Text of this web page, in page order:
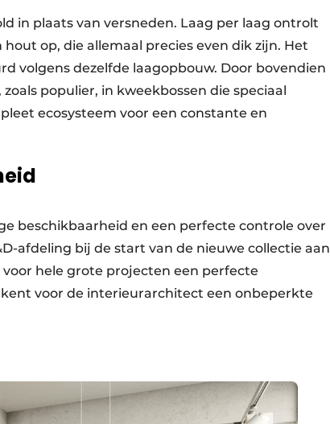
in plaats van versneden. Laag per laag ontrolt
op, die allemaal precies even dik zijn. Het
volgens dezelfde laagopbouw. Door bovendien
populier, in kweekbossen die speciaal
ecosysteem voor een constante en
beschikbaarheid en een perfecte controle over
afdeling bij de start van de nieuwe collectie aan
hele grote projecten een perfecte
voor de interieurarchitect een onbeperkte